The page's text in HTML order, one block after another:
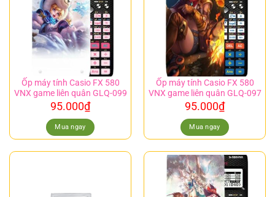
Ốp máy tính Casio FX 580
VNX game liên quân GLQ-099
95.000₫
Mua ngay
Ốp máy tính Casio FX 580
VNX game liên quân GLQ-097
95.000₫
Mua ngay